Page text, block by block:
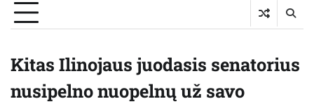
Kitas Ilinojaus juodasis senatorius
nusipelno nuopelnų už savo